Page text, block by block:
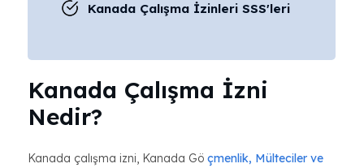
Kanada Çalışma İzinleri SSS'leri
Kanada Çalışma İzni
Nedir?
Kanada çalışma izni, Kanada Gö çmenlik, Mülteciler ve